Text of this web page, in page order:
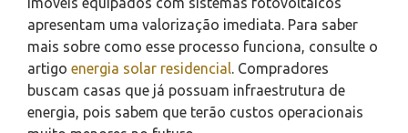
apresentam uma valorização imediata. Para saber
mais sobre como esse processo funciona, consulte o
artigo energia solar residencial
. Compradores
buscam casas que já possuam infraestrutura de
energia, pois sabem que terão custos operacionais